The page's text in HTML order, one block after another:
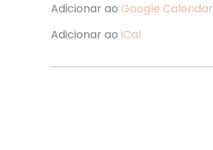
Adicionar ao Google Calendar
Adicionar ao iCal